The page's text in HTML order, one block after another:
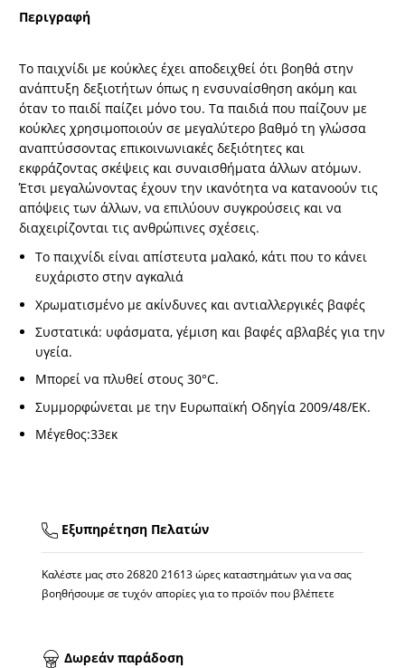
Περιγραφή
Το παιχνίδι με κούκλες έχει αποδειχθεί ότι βοηθά στην
ανάπτυξη δεξιοτήτων όπως η ενσυναίσθηση ακόμη και
όταν το παιδί παίζει μόνο του. Τα παιδιά που παίζουν με
κούκλες χρησιμοποιούν σε μεγαλύτερο βαθμό τη γλώσσα
αναπτύσσοντας επικοινωνιακές δεξιότητες και
εκφράζοντας σκέψεις και συναισθήματα άλλων ατόμων.
Έτσι μεγαλώνοντας έχουν την ικανότητα να κατανοούν τις
απόψεις των άλλων, να επιλύουν συγκρούσεις και να
διαχειρίζονται τις ανθρώπινες σχέσεις.
Το παιχνίδι είναι απίστευτα μαλακό, κάτι που το κάνει
ευχάριστο στην αγκαλιά
Χρωματισμένο με ακίνδυνες και αντιαλλεργικές βαφές
Συστατικά: υφάσματα, γέμιση και βαφές αβλαβές για την
υγεία.
Μπορεί να πλυθεί στους 30°C.
Συμμορφώνεται με την Ευρωπαϊκή Οδηγία 2009/48/ΕΚ.
Μέγεθος:33εκ
Εξυπηρέτηση Πελατών
Καλέστε μας στο26820 21613ώρες καταστημάτων για να σας
βοηθήσουμε σε τυχόν απορίες για το προϊόν που βλέπετε
Δωρεάν παράδοση